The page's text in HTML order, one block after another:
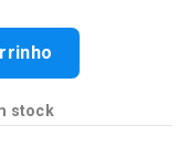
stock